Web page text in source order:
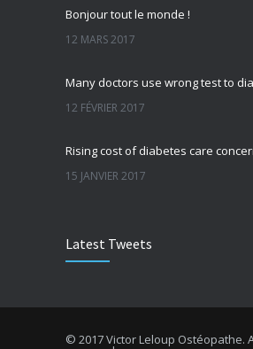
Bonjour tout le monde !
12 MARS 2017
12 FÉVRIER 2017
15 JANVIER 2017
5 JANVIER 2017
22 DÉCEMBRE 2016
Latest Tweets
© 2017 Victor Leloup Ostéopathe.